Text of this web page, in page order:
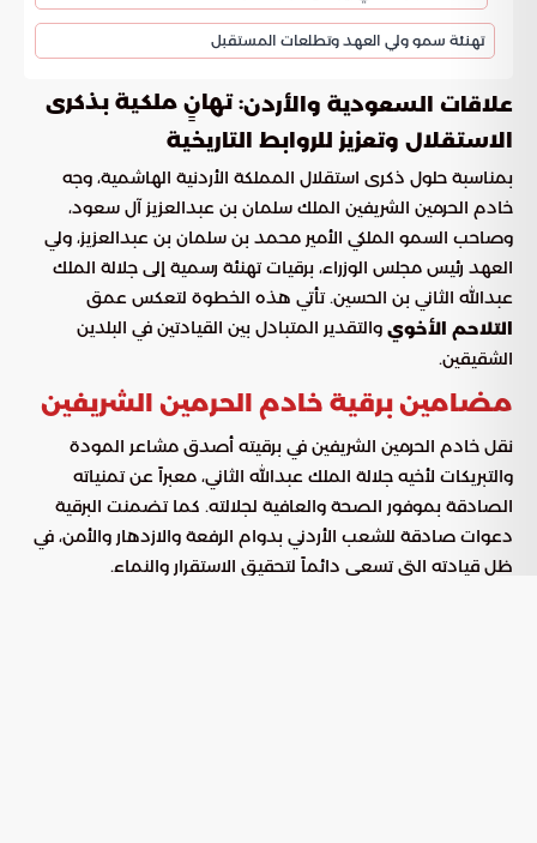
تهنئة سمو ولي العهد وتطلعات المستقبل
علاقات السعودية والأردن: تهانٍ ملكية بذكرى
الاستقلال وتعزيز للروابط التاريخية
بمناسبة حلول ذكرى استقلال المملكة الأردنية الهاشمية، وجه
خادم الحرمين الشريفين الملك سلمان بن عبدالعزيز آل سعود،
وصاحب السمو الملكي الأمير محمد بن سلمان بن عبدالعزيز، ولي
العهد رئيس مجلس الوزراء، برقيات تهنئة رسمية إلى جلالة الملك
عبدالله الثاني بن الحسين. تأتي هذه الخطوة لتعكس عمق
التلاحم الأخوي والتقدير المتبادل بين القيادتين في البلدين
الشقيقين.
مضامين برقية خادم الحرمين الشريفين
نقل خادم الحرمين الشريفين في برقيته أصدق مشاعر المودة
والتبريكات لأخيه جلالة الملك عبدالله الثاني، معبراً عن تمنياته
الصادقة بموفور الصحة والعافية لجلالته. كما تضمنت البرقية
دعوات صادقة للشعب الأردني بدوام الرفعة والازدهار والأمن، في
ظل قيادته التي تسعى دائماً لتحقيق الاستقرار والنماء.